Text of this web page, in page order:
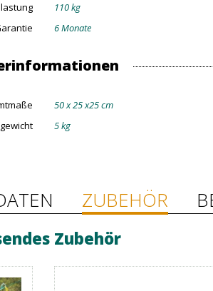
110 kg
6 Monate
50 x 25 x25 cm
5 kg
ZUBEHÖR
Zubehör